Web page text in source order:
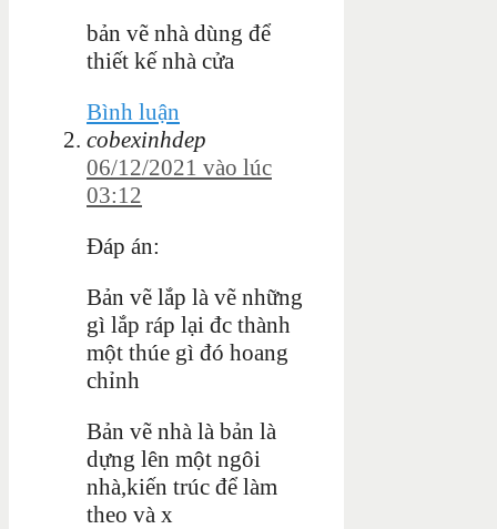
bản vẽ nhà dùng để
thiết kế nhà cửa
Bình luận
cobexinhdep
06/12/2021 vào lúc
03:12
Đáp án:
Bản vẽ lắp là vẽ những
gì lắp ráp lại đc thành
một thúe gì đó hoang
chỉnh
Bản vẽ nhà là bản là
dựng lên một ngôi
nhà,kiến trúc để làm
theo và x